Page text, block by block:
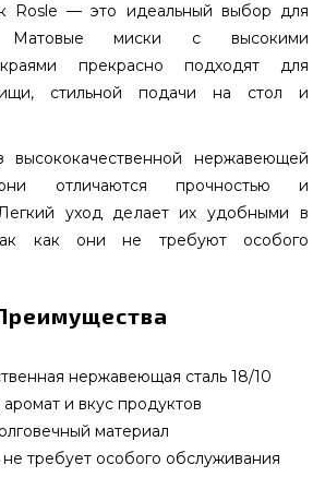
Rosle — это идеальный выбор для
миски с высокими
прекрасно подходят для
стильной подачи на стол и
высококачественной нержавеющей
отличаются прочностью и
Легкий уход делает их удобными в
как они не требуют особого
нержавеющая сталь 18/10
и вкус продуктов
материал
требует особого обслуживания